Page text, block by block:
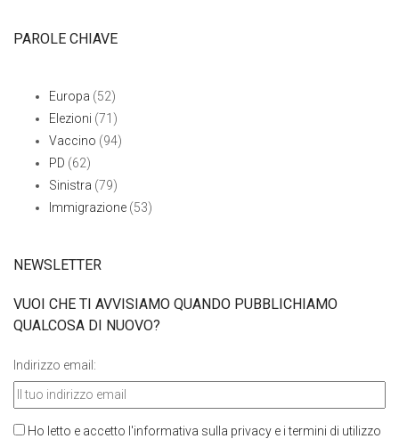
PAROLE CHIAVE
Europa (52)
Elezioni (71)
Vaccino (94)
PD (62)
Sinistra (79)
Immigrazione (53)
NEWSLETTER
VUOI CHE TI AVVISIAMO QUANDO PUBBLICHIAMO
QUALCOSA DI NUOVO?
Indirizzo email:
Ho letto e accetto l'informativa sulla privacy e i termini di utilizzo